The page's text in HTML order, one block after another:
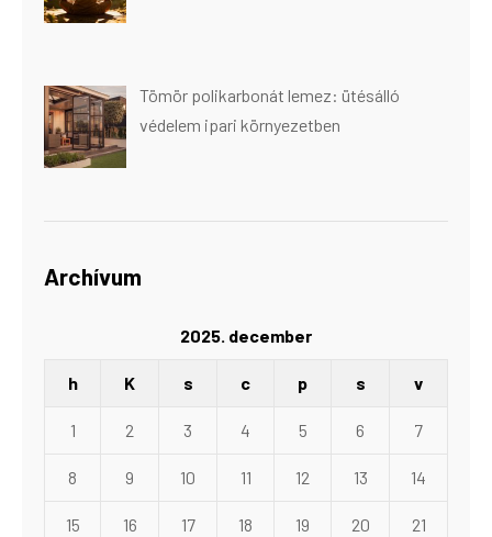
Tömör polikarbonát lemez: ütésálló
védelem ipari környezetben
Archívum
2025. december
h K s c p s v
1 2 3 4 5 6 7
8 9 10 11 12 13 14
15 16 17 18 19 20 21